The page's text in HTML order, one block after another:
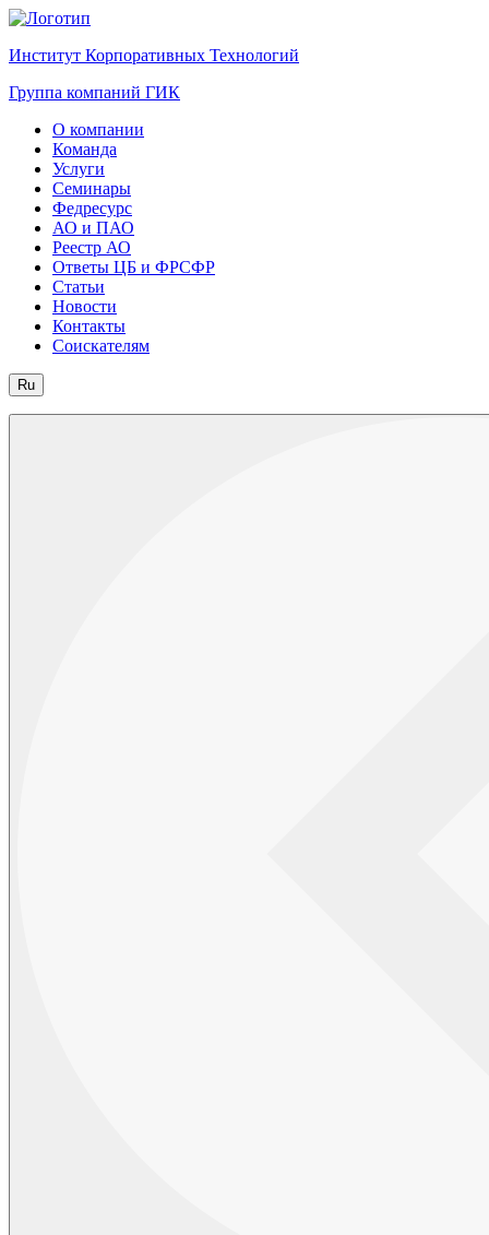
Институт Корпоративных Технологий
Группа компаний ГИК
О компании
Команда
Услуги
Семинары
Федресурс
АО и ПАО
Реестр АО
Ответы ЦБ и ФРСФР
Статьи
Новости
Контакты
Соискателям
Ru